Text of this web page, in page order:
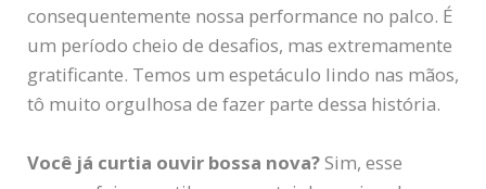
consequentemente nossa performance no palco. É
um período cheio de desafios, mas extremamente
gratificante. Temos um espetáculo lindo nas mãos,
tô muito orgulhosa de fazer parte dessa história.
Você já curtia ouvir bossa nova?Sim, esse